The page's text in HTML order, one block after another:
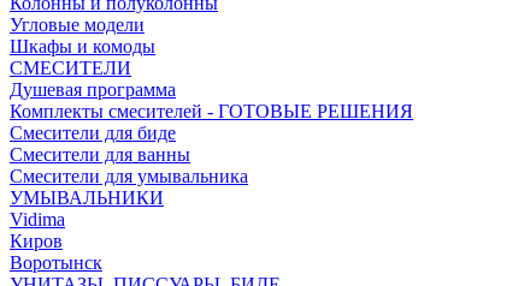
Угловые модели
Шкафы и комоды
СМЕСИТЕЛИ
Душевая программа
Комплекты смесителей - ГОТОВЫЕ РЕШЕНИЯ
Смесители для биде
Смесители для ванны
Смесители для умывальника
УМЫВАЛЬНИКИ
Vidima
Киров
Воротынск